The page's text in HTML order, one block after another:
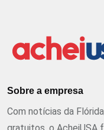
Sobre a empresa
Com notícias da